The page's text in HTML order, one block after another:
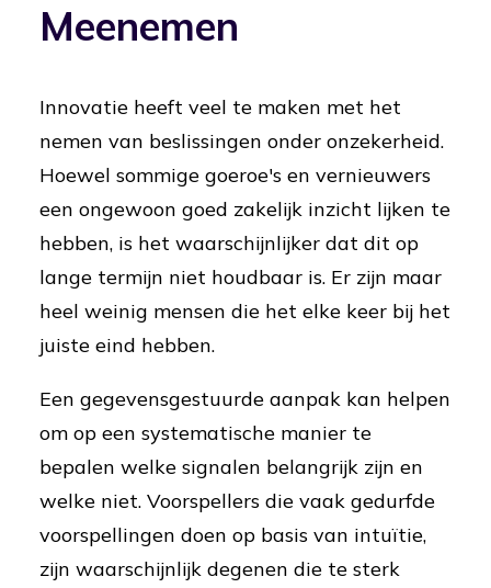
Meenemen
Innovatie heeft veel te maken met het
nemen van beslissingen onder onzekerheid.
Hoewel sommige goeroe's en vernieuwers
een ongewoon goed zakelijk inzicht lijken te
hebben, is het waarschijnlijker dat dit op
lange termijn niet houdbaar is. Er zijn maar
heel weinig mensen die het elke keer bij het
juiste eind hebben.
Een gegevensgestuurde aanpak kan helpen
om op een systematische manier te
bepalen welke signalen belangrijk zijn en
welke niet. Voorspellers die vaak gedurfde
voorspellingen doen op basis van intuïtie,
zijn waarschijnlijk degenen die te sterk